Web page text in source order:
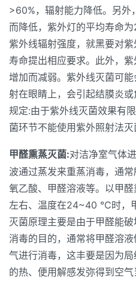
>60%，辐射能力降低。另外
而降低，紫外灯的平均寿命
紫外线辐射强度，就黑要对
寿命提出相应要求。此外，
增加而减弱。紫外线灭菌可
射在眼睛上，会引起结膜炎
规定:由于紫外线灭菌效果有
菌环节不能使用紫外照射法灭
甲醛熏蒸灭菌:对洁净室气体
波通过蒸发来重蒸消毒，通
氧乙酸、甲醛溶液等。以甲
左右、温度在24~40 ℃时，
灭菌原理主要是由于甲醛能
消毒的目的，通常将甲醛溶
气进行消毒，这丰要是因为
的热、便用解感发弥得到空